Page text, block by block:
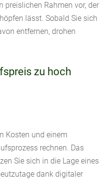
preislichen Rahmen vor, der
lässt. Sobald Sie sich
entfernen, drohen
zu hoch
Kosten und einem
rechnen. Das
Sie sich in die Lage eines
dank digitaler